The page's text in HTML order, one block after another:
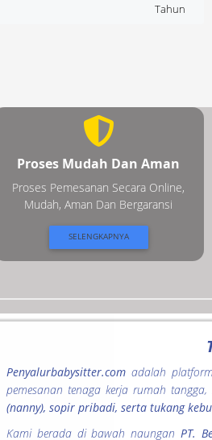
Tahun
Proses Mudah Dan Aman
Proses Pemesanan Secara Online,
Mudah, Aman Dan Bergaransi
SELENGKAPNYA
Penyalurbabysitter.com adalah
pemesanan tenaga kerja rumah
(nanny), sopir pribadi, serta tukang
Kami berada di bawah naungan PT.